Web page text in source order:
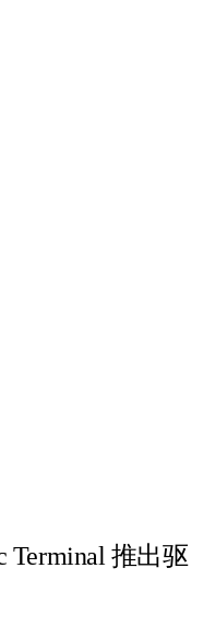
Terminal 推出驱